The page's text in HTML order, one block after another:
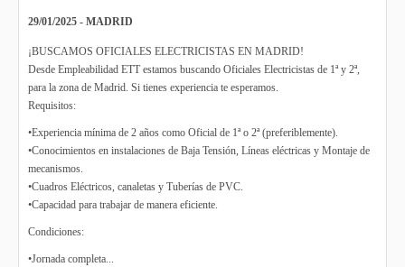
29/01/2025 - MADRID
¡BUSCAMOS OFICIALES ELECTRICISTAS EN MADRID!
Desde Empleabilidad ETT estamos buscando Oficiales Electricistas de 1ª y 2ª,
para la zona de Madrid. Si tienes experiencia te esperamos.
Requisitos:
•Experiencia mínima de 2 años como Oficial de 1ª o 2ª (preferiblemente).
•Conocimientos en instalaciones de Baja Tensión, Líneas eléctricas y Montaje de
mecanismos.
•Cuadros Eléctricos, canaletas y Tuberías de PVC.
•Capacidad para trabajar de manera eficiente.
Condiciones:
•Jornada completa...